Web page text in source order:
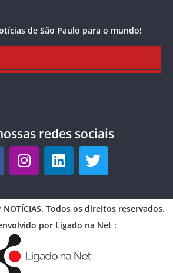
de São Paulo para o mundo!
redes sociais
Todos os direitos reservados.
por Ligado na Net :